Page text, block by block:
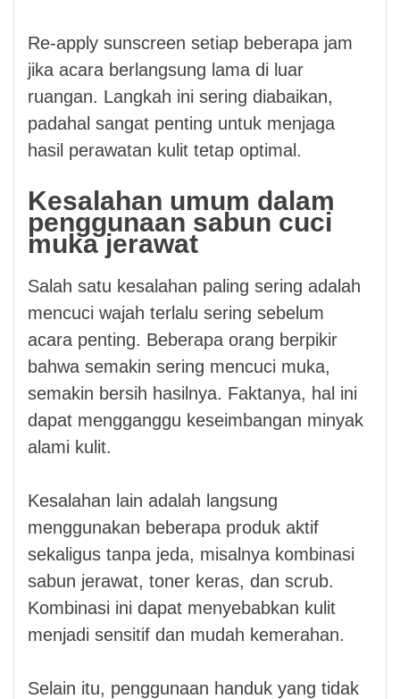
Re-apply sunscreen setiap beberapa jam
jika acara berlangsung lama di luar
ruangan. Langkah ini sering diabaikan,
padahal sangat penting untuk menjaga
hasil perawatan kulit tetap optimal.
Kesalahan umum dalam
penggunaan sabun cuci
muka jerawat
Salah satu kesalahan paling sering adalah
mencuci wajah terlalu sering sebelum
acara penting. Beberapa orang berpikir
bahwa semakin sering mencuci muka,
semakin bersih hasilnya. Faktanya, hal ini
dapat mengganggu keseimbangan minyak
alami kulit.
Kesalahan lain adalah langsung
menggunakan beberapa produk aktif
sekaligus tanpa jeda, misalnya kombinasi
sabun jerawat, toner keras, dan scrub.
Kombinasi ini dapat menyebabkan kulit
menjadi sensitif dan mudah kemerahan.
Selain itu, penggunaan handuk yang tidak